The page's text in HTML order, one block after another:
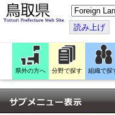
こ
の
ペ
ー
ジ
翻
訳
す
る
読み上げ
県外の方へ 分野で探す 組織で探